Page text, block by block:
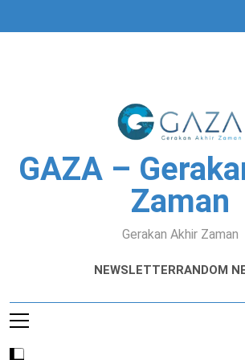
GAZA –
Zaman
Gerakan Akhir Zaman
NEWSLETTERRANDOM